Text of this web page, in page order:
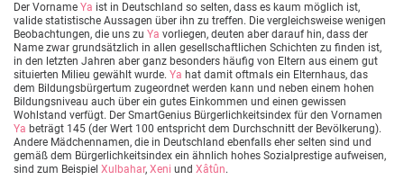
Der Vorname Ya ist in Deutschland so selten, dass es kaum möglich ist,
valide statistische Aussagen über ihn zu treffen. Die vergleichsweise wenigen
Beobachtungen, die uns zu Ya vorliegen, deuten aber darauf hin, dass der
Name zwar grundsätzlich in allen gesellschaftlichen Schichten zu finden ist,
in den letzten Jahren aber ganz besonders häufig von Eltern aus einem gut
situierten Milieu gewählt wurde. Ya hat damit oftmals ein Elternhaus, das
dem Bildungsbürgertum zugeordnet werden kann und neben einem hohen
Bildungsniveau auch über ein gutes Einkommen und einen gewissen
Wohlstand verfügt. Der SmartGenius Bürgerlichkeitsindex für den Vornamen
Ya beträgt 145 (der Wert 100 entspricht dem Durchschnitt der Bevölkerung).
Andere Mädchennamen, die in Deutschland ebenfalls eher selten sind und
gemäß dem Bürgerlichkeitsindex ein ähnlich hohes Sozialprestige aufweisen,
sind zum Beispiel Xulbahar, Xeni und Xâtûn.